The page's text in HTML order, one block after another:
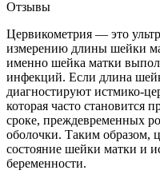
Отзывы
Цервикометрия — это
измерению длины шейки
именно шейка матки
инфекций. Если длина
диагностируют истмико-
которая часто
сроке, преждевременных
оболочки. Таким образом,
состояние шейки матки и
беременности.